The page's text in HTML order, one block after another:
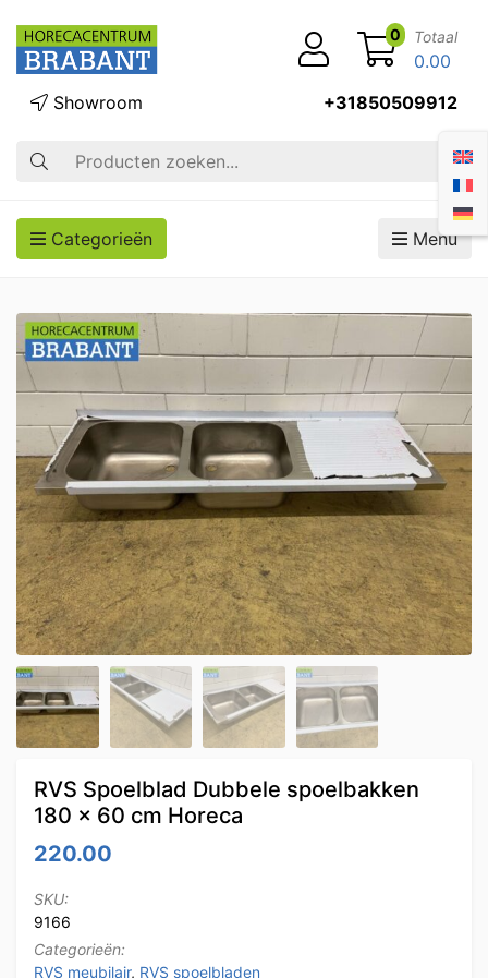
Zoek op
Showroom +31850509912
0 Totaal
0.00
Categorieën Menu
RVS Spoelblad Dubbele spoelbakken
180 x 60 cm Horeca
220.00
SKU:
9166
Categorieën:
RVS meubilair, RVS spoelbladen